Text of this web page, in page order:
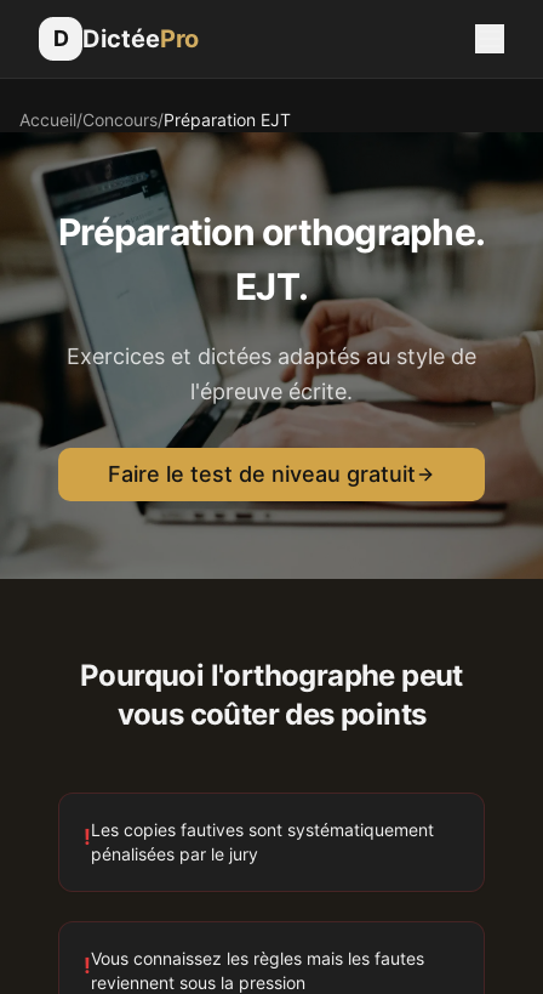
D DictéePro
Accueil/Concours/Préparation EJT
Préparation orthographe.
EJT.
Exercices et dictées adaptés au style de
l'épreuve écrite.
Faire le test de niveau gratuit
Pourquoi l'orthographe peut
vous coûter des points
!Les copies fautives sont systématiquement
pénalisées par le jury
!Vous connaissez les règles mais les fautes
reviennent sous la pression